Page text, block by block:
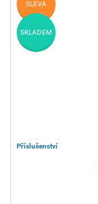
Příslušenství
SLEVA
SKLADEM